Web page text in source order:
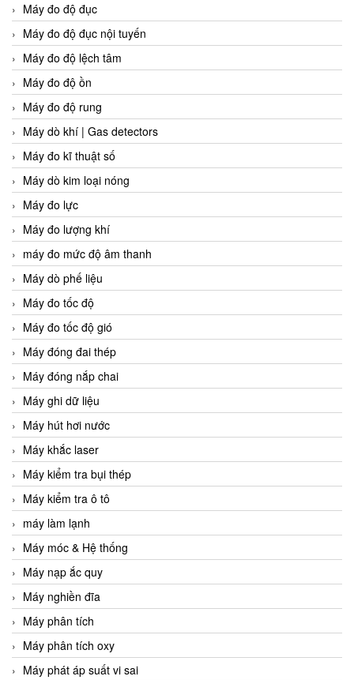
Máy đo độ đục
Máy đo độ đục nội tuyến
Máy đo độ lệch tâm
Máy đo độ ồn
Máy đo độ rung
Máy dò khí | Gas detectors
Máy đo kĩ thuật số
Máy dò kim loại nóng
Máy đo lực
Máy đo lượng khí
máy đo mức độ âm thanh
Máy dò phế liệu
Máy đo tốc độ
Máy đo tốc độ gió
Máy đóng đai thép
Máy đóng nắp chai
Máy ghi dữ liệu
Máy hút hơi nước
Máy khắc laser
Máy kiểm tra bụi thép
Máy kiểm tra ô tô
máy làm lạnh
Máy móc & Hệ thống
Máy nạp ắc quy
Máy nghiền đĩa
Máy phân tích
Máy phân tích oxy
Máy phát áp suất vi sai